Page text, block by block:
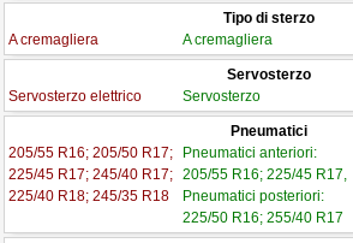
Tipo di sterzo
A cremagliera
A cremagliera
Servosterzo
Servosterzo elettrico
Servosterzo
Pneumatici
205/55 R16; 205/50 R17;
225/45 R17; 245/40 R17;
225/40 R18; 245/35 R18
Pneumatici anteriori:
205/55 R16; 225/45 R17,
Pneumatici posteriori:
225/50 R16; 255/40 R17